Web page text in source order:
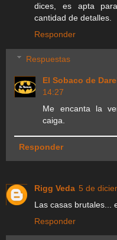
dices, es apta
cantidad de detalles.
Responder
Respuestas
El Sobaco de
14:27
Me encanta la
caiga.
Responder
Rigg Veda 5 de
Las casas brutales...
Responder